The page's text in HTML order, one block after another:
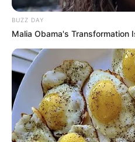
BUZZ DAY
Malia Obama's Transformation